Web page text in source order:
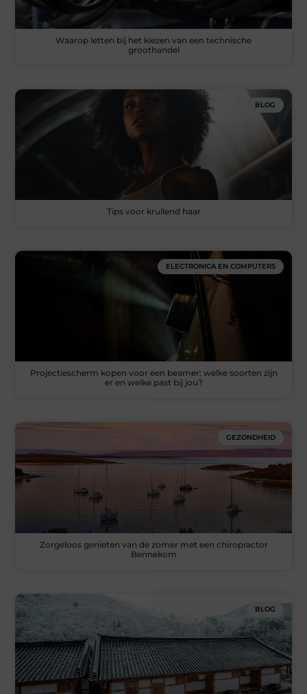
Waarop letten bij het kiezen van een technische
groothandel
BLOG
Tips voor krullend haar
ELECTRONICA EN COMPUTERS
Projectiescherm kopen voor een beamer: welke soorten zijn
er en welke past bij jou?
GEZONDHEID
Zorgeloos genieten van de zomer met een chiropractor
Bennekom
BLOG